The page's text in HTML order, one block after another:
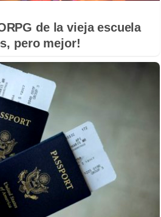
de la vieja escuela
pero mejor!